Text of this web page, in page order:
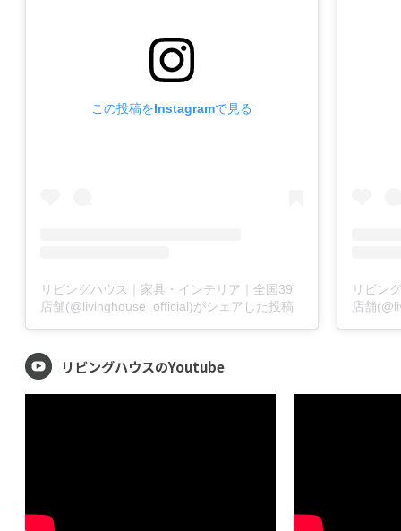
この投稿をInstagramで見る
リビングハウス｜家具・インテリア｜全国39
店舗(@livinghouse_official)がシェアした投稿
リビン
店舗
リビングハウスのYoutube